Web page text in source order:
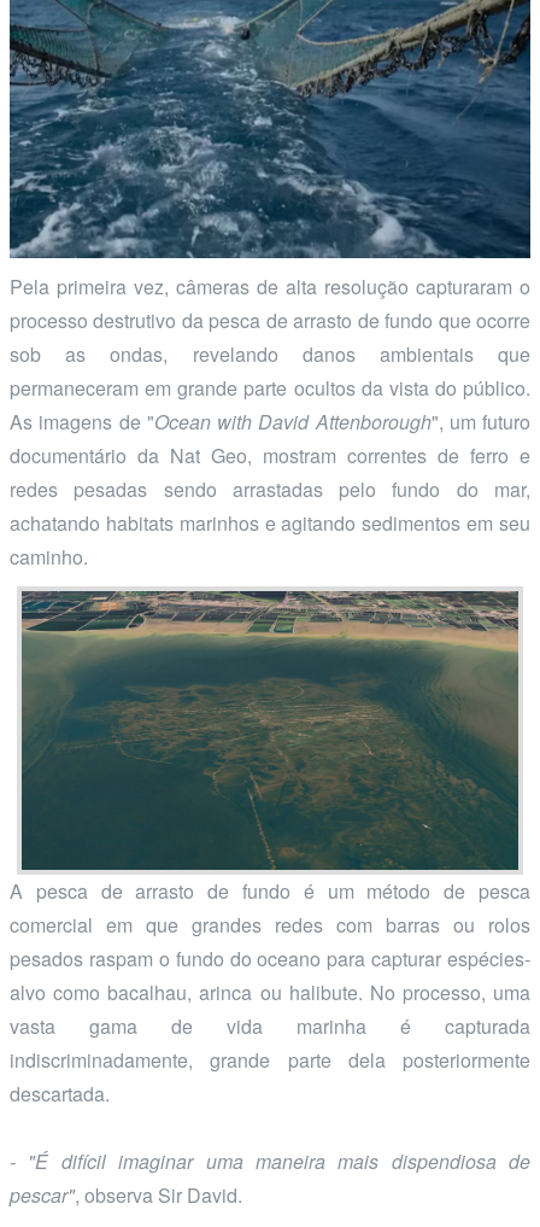
Pela primeira vez, câmeras de alta resolução capturaram o
processo destrutivo da pesca de arrasto de fundo que ocorre
sob as ondas, revelando danos ambientais que
permaneceram em grande parte ocultos da vista do público.
As imagens de "Ocean with David Attenborough", um futuro
documentário da Nat Geo, mostram correntes de ferro e
redes pesadas sendo arrastadas pelo fundo do mar,
achatando habitats marinhos e agitando sedimentos em seu
caminho.
A pesca de arrasto de fundo é um método de pesca
comercial em que grandes redes com barras ou rolos
pesados raspam o fundo do oceano para capturar espécies-
alvo como bacalhau, arinca ou halibute. No processo, uma
vasta gama de vida marinha é capturada
indiscriminadamente, grande parte dela posteriormente
descartada.
- "É difícil imaginar uma maneira mais dispendiosa de
pescar", observa Sir David.